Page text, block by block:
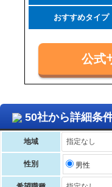
おすすめタイプ
公式
50社から詳細条
地域
性別 男性